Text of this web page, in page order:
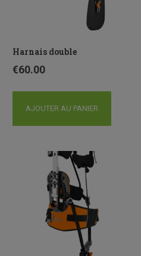
Harnais double
€60.00
AJOUTER AU PANIER